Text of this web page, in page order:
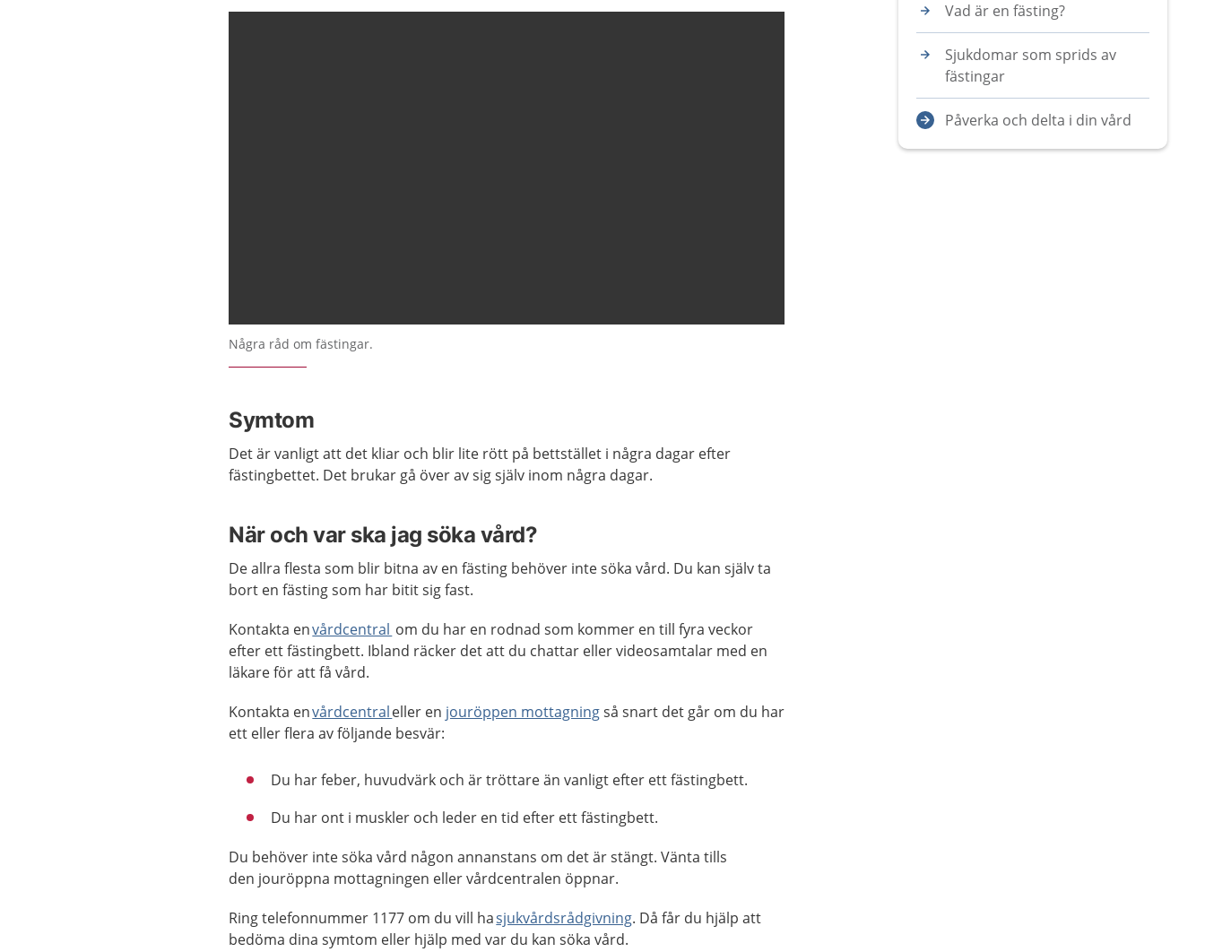
Några råd om fästingar.
Symtom
Det är vanligt att det kliar och blir lite rött på bettstället i några dagar efter
fästingbettet. Det brukar gå över av sig själv inom några dagar.
När och var ska jag söka vård?
De allra flesta som blir bitna av en fästing behöver inte söka vård. Du kan själv ta
bort en fästing som har bitit sig fast.
Kontakta envårdcentral om du har en rodnad som kommer en till fyra veckor
efter ett fästingbett. Ibland räcker det att du chattar eller videosamtalar med en
läkare för att få vård.
Kontakta envårdcentraleller en jouröppen mottagningså snart det går om du har
ett eller flera av följande besvär:
Du har feber, huvudvärk och är tröttare än vanligt efter ett fästingbett.
Du har ont i muskler och leder en tid efter ett fästingbett.
Du behöver inte söka vård någon annanstans om det är stängt. Vänta tills
den jouröppna mottagningen eller vårdcentralen öppnar.
Ring telefonnummer 1177 om du vill hasjukvårdsrådgivning. Då får du hjälp att
bedöma dina symtom eller hjälp med var du kan söka vård.
Vad är en fästing?
Sjukdomar som sprids av
fästingar
Påverka och delta i din vård